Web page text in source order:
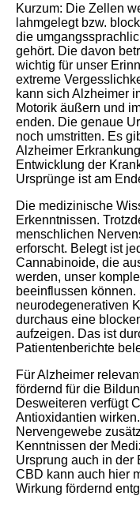
Kurzum: Die Zellen
lahmgelegt bzw.
die
gehört. Die davon
wichtig für unser
extreme
kann sich Alzheimer
Motorik äußern und
enden. Die genaue
noch umstritten. Es
Alzheimer
Entwicklung der
Ursprünge ist am
Die medizinische
Erkenntnissen.
menschlichen
erforscht. Belegt ist
Cannabinoide, die
werden, unser
beeinflussen
neurodegenerativen
durchaus eine
aufzeigen. Das ist
Patientenberichte
Für Alzheimer
fördernd für die
Desweiteren verfügt
Antioxidantien
Nervengewebe
Kenntnissen der
Ursprung auch in der
CBD kann auch hier
Wirkung fördernd